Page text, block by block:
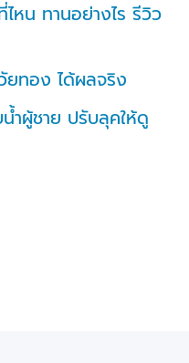
ไหน ทานอย่างไร รีวิว
ทอง ได้ผลจริง
ำผู้ชาย ปรับลุคให้ดู